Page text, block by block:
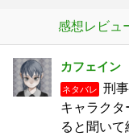
感想レビュ
カフェイン
ネタバレ
刑
キャラクタ
ると聞いて